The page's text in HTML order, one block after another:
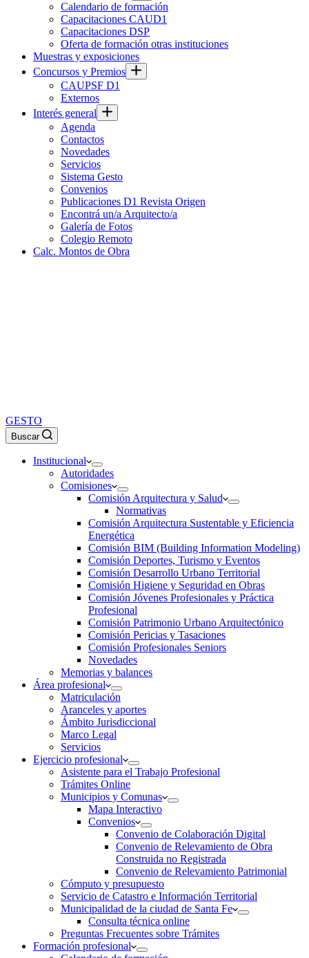
Calendario de formación
Capacitaciones CAUD1
Capacitaciones DSP
Oferta de formación otras instituciones
Muestras y exposiciones
Concursos y Premios
CAUPSF D1
Externos
Interés general
Agenda
Contactos
Novedades
Servicios
Sistema Gesto
Convenios
Publicaciones D1 Revista Origen
Encontrá un/a Arquitecto/a
Galería de Fotos
Colegio Remoto
Calc. Montos de Obra
GESTO
Buscar
Institucional
Autoridades
Comisiones
Comisión Arquitectura y Salud
Normativas
Comisión Arquitectura Sustentable y Eficiencia
Energética
Comisión BIM (Building Information Modeling)
Comisión Deportes, Turismo y Eventos
Comisión Desarrollo Urbano Territorial
Comisión Higiene y Seguridad en Obras
Comisión Jóvenes Profesionales y Práctica
Profesional
Comisión Patrimonio Urbano Arquitectónico
Comisión Pericias y Tasaciones
Comisión Profesionales Seniors
Novedades
Memorias y balances
Área profesional
Matriculación
Aranceles y aportes
Ámbito Jurisdiccional
Marco Legal
Servicios
Ejercicio profesional
Asistente para el Trabajo Profesional
Trámites Online
Municipios y Comunas
Mapa Interactivo
Convenios
Convenio de Colaboración Digital
Convenio de Relevamiento de Obra
Construida no Registrada
Convenio de Relevamiento Patrimonial
Cómputo y presupuesto
Servicio de Catastro e Información Territorial
Municipalidad de la ciudad de Santa Fe
Consulta técnica online
Preguntas Frecuentes sobre Trámites
Formación profesional